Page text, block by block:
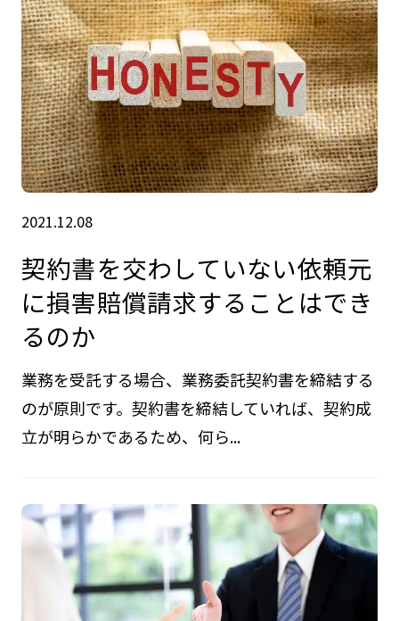
2021.12.08
契約書を交わしていない依頼元
に損害賠償請求することはでき
るのか
業務を受託する場合、業務委託契約書を締結する
のが原則です。契約書を締結していれば、契約成
立が明らかであるため、何ら...